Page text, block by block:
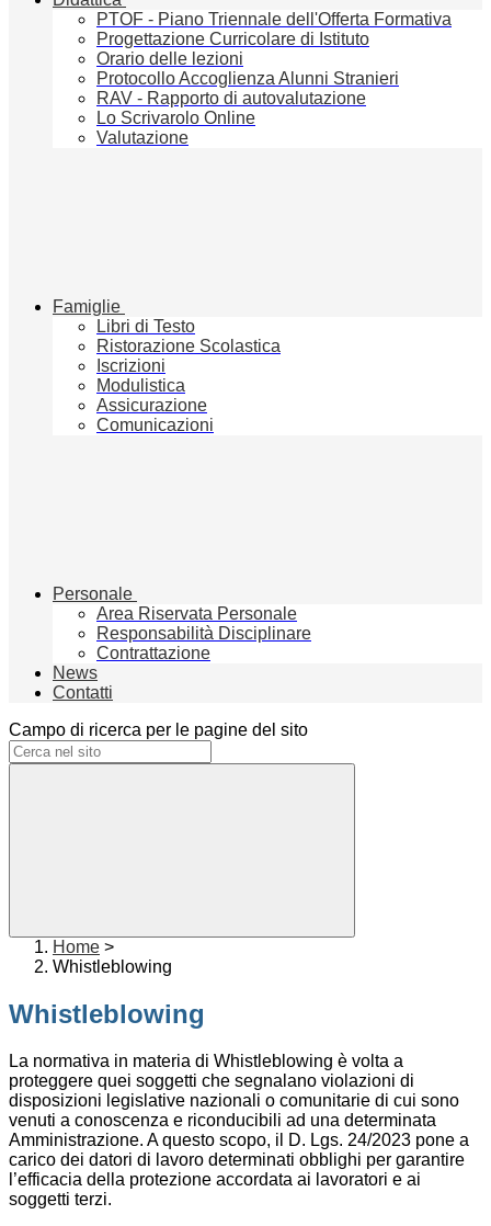
PTOF - Piano Triennale dell'Offerta Formativa
Progettazione Curricolare di Istituto
Orario delle lezioni
Protocollo Accoglienza Alunni Stranieri
RAV - Rapporto di autovalutazione
Lo Scrivarolo Online
Valutazione
Famiglie
Libri di Testo
Ristorazione Scolastica
Iscrizioni
Modulistica
Assicurazione
Comunicazioni
Personale
Area Riservata Personale
Responsabilità Disciplinare
Contrattazione
News
Contatti
Campo di ricerca per le pagine del sito
Home >
Whistleblowing
Whistleblowing
La normativa in materia di Whistleblowing è volta a
proteggere quei soggetti che segnalano violazioni di
disposizioni legislative nazionali o comunitarie di cui sono
venuti a conoscenza e riconducibili ad una determinata
Amministrazione. A questo scopo, il D. Lgs. 24/2023 pone a
carico dei datori di lavoro determinati obblighi per garantire
l’efficacia della protezione accordata ai lavoratori e ai
soggetti terzi.